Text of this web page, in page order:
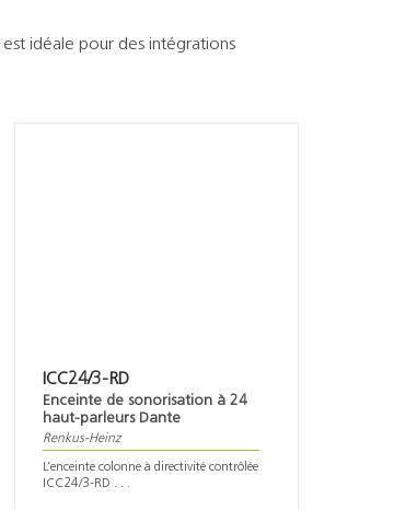
idéale pour des intégrations
ICC24/3-RD
Enceinte de sonorisation à 24
haut-parleurs Dante
Renkus-Heinz
L’enceinte colonne à directivité contrôlée
ICC24/3-RD . . .